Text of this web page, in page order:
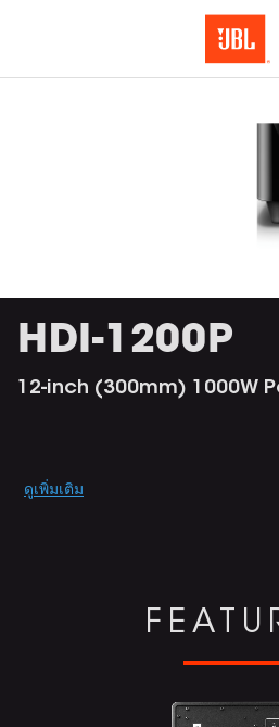
HDI-1200P
12-inch (300mm) 1000W
Promotions
ดูเพิ่มเติม